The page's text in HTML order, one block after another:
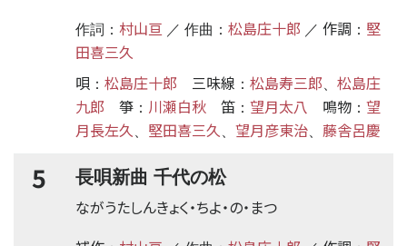
作詞： 村山亘 ／ 作曲： 松島庄十郎 ／ 作調 ： 堅
田喜三久
唄 ： 松島庄十郎 三味線 ： 松島寿三郎
松島庄
九郎
箏 ： 川瀬白秋 笛 ： 望月太八 鳴物 ： 望
月長左久
堅田喜三久 望月彦東治 藤舎呂慶
5 長唄新曲 千代の松
ながうたしんきょく・ちよ・の・まつ